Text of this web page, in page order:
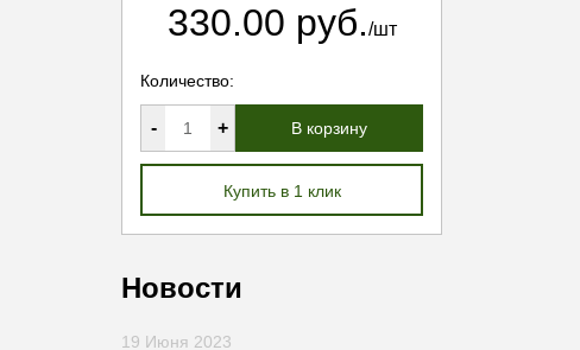
330.00 руб./шт
Количество:
- + В корзину
Купить в 1 клик
Новости
19 Июня 2023